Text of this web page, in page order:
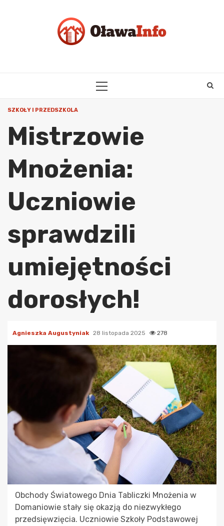
PRIMARY
SZKOŁY I PRZEDSZKOLA
Mistrzowie
Mnożenia:
Uczniowie
sprawdzili
umiejętności
dorosłych!
Agnieszka Augustyniak 28 listopada 2025 278
Obchody Światowego Dnia Tabliczki Mnożenia w
Domaniowie stały się okazją do niezwykłego
przedsięwzięcia. Uczniowie Szkoły Podstawowej